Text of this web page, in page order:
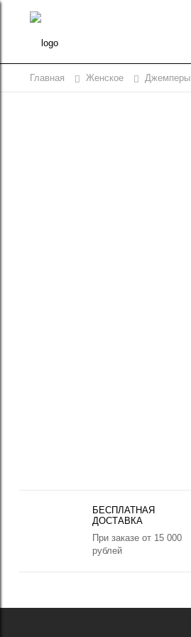
Главная Женское Джемперы
БЕСПЛАТНАЯ
ДОСТАВКА
При заказе от 15 000
рублей